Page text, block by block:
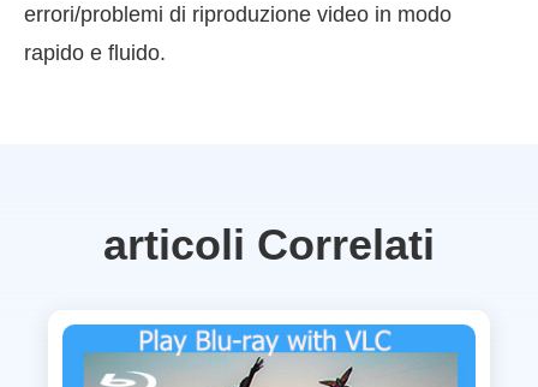
errori/problemi di riproduzione video in modo
rapido e fluido.
articoli Correlati